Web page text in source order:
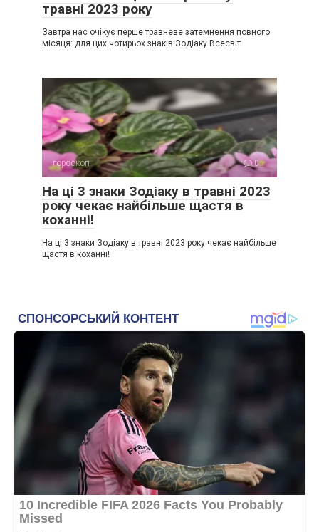
травні 2023 року
Завтра нас очікує перше травневе затемнення повного
місяця: для цих чотирьох знаків Зодіаку Всесвіт
гороскоп 0
На ці 3 знаки Зодіаку в травні 2023
року чекає найбільше щастя в
коханні!
На ці 3 знаки Зодіаку в травні 2023 року чекає найбільше
щастя в коханні!